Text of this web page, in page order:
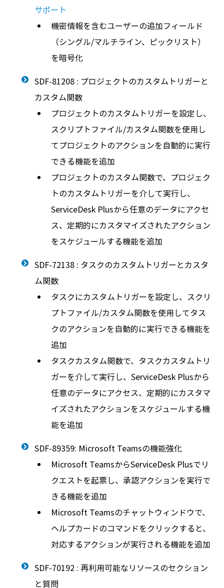
サポート
機密情報を含むユーザーの追加フィールド
（シングル/マルチライン、ピックリスト）
を暗号化
SDF-81208 : プロジェクトのカスタムトリガーと
カスタム関数
プロジェクトのカスタムトリガーを設定し、
スクリプトファイル/カスタム関数を使用し
てプロジェクトのアクションを自動的に実行
できる機能を追加
プロジェクトのカスタム関数で、プロジェク
トのカスタムトリガーを介して実行し、
ServiceDesk Plusから任意のデータにアクセ
ス、定期的にカスタマイズされたアクション
をスケジュールする機能を追加
SDF-72138 : タスクのカスタムトリガーとカスタ
ム関数
タスクにカスタムトリガーを設定し、スクリ
プトファイル/カスタム関数を使用してタス
クのアクションを自動的に実行できる機能を
追加
タスクカスタム関数で、タスクカスタムトリ
ガーを介して実行し、ServiceDesk Plusから
任意のデータにアクセス、定期的にカスタマ
イズされたアクションをスケジュールする機
能を追加
SDF-89359: Microsoft Teamsの機能強化
Microsoft TeamsからServiceDesk Plusでリ
クエストを起票し、承認アクションを実行で
きる機能を追加
Microsoft Teamsのチャットウィンドウで、
ヘルプカードのコマンドをクリックすると、
対応するアクションが実行される機能を追加
SDF-70192 : 再利用可能なリソースのセクション
と質問